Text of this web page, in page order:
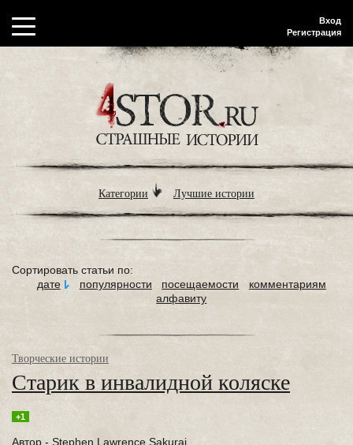
Вход
Регистрация
Категории Лучшие истории
Сортировать статьи по:
дате
популярности посещаемости
комментариям
алфавиту
Творческие истории
Старик в инвалидной коляске
+1
Автор - Stephen Lawrence Sakurai.